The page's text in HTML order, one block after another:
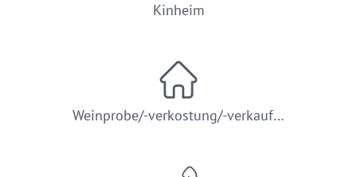
Kinheim
Weinprobe/-verkostung/-verkauf…